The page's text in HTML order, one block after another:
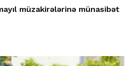
müzakirələrinə münasibət